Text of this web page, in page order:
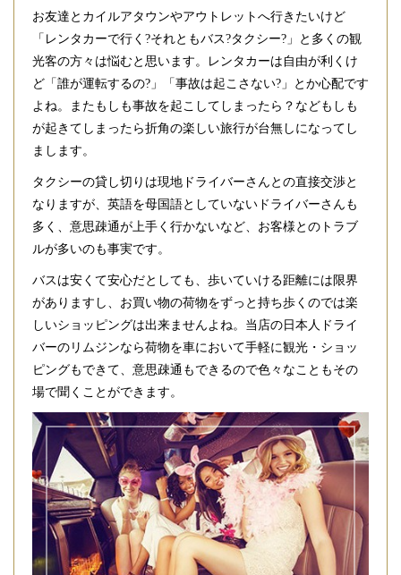
お友達とカイルアタウンやアウトレットへ行きたいけど
「レンタカーで行く?それともバス?タクシー?」と多くの観
光客の方々は悩むと思います。レンタカーは自由が利くけ
ど「誰が運転するの?」「事故は起こさない?」とか心配です
よね。またもしも事故を起こしてしまったら？などもしも
が起きてしまったら折角の楽しい旅行が台無しになってし
まします。
タクシーの貸し切りは現地ドライバーさんとの直接交渉と
なりますが、英語を母国語としていないドライバーさんも
多く、意思疎通が上手く行かないなど、お客様とのトラブ
ルが多いのも事実です。
バスは安くて安心だとしても、歩いていける距離には限界
がありますし、お買い物の荷物をずっと持ち歩くのでは楽
しいショッピングは出来ませんよね。当店の日本人ドライ
バーのリムジンなら荷物を車において手軽に観光・ショッ
ピングもできて、意思疎通もできるので色々なこともその
場で聞くことができます。